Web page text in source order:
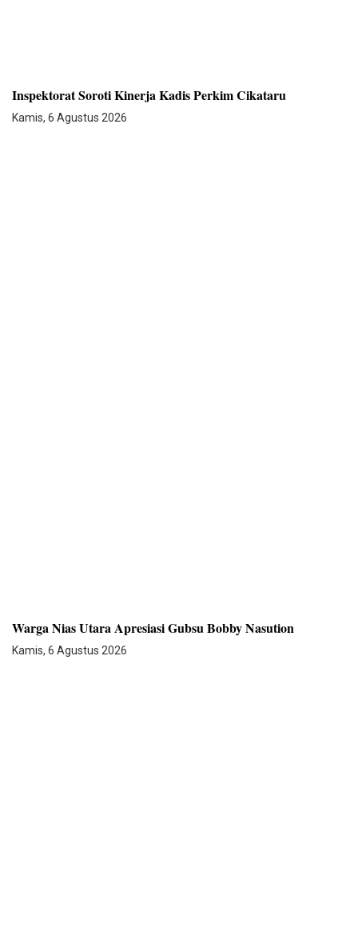
Inspektorat Soroti Kinerja Kadis Perkim Cikataru
Kamis, 6 Agustus 2026
Warga Nias Utara Apresiasi Gubsu Bobby Nasution
Kamis, 6 Agustus 2026